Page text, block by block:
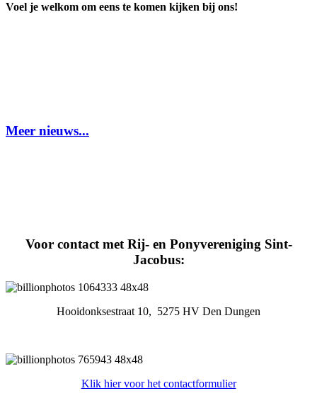
Voel je welkom om eens te komen kijken bij ons!
Meer nieuws...
Voor contact met Rij- en Ponyvereniging Sint-
Jacobus:
Hooidonksestraat 10, 5275 HV Den Dungen
Klik hier voor het contactformulier